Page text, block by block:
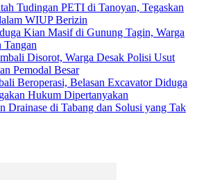
Tudingan PETI di Tanoyan, Tegaskan
WIUP Berizin
Kian Masif di Gunung Tagin, Warga
Disorot, Warga Desak Polisi Usut
Pemodal Besar
Beroperasi, Belasan Excavator Diduga
Hukum Dipertanyakan
Drainase di Tabang dan Solusi yang Tak